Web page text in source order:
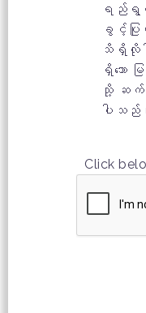
ရည်ရွယ်
ခွင့်ပြု
သိရှိလို
ရှိသော
သို့ ဆက်
ပါသည်
Click